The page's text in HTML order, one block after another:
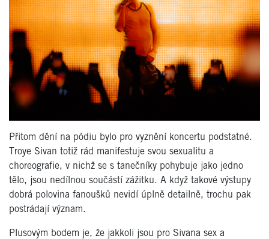
Přitom dění na pódiu bylo pro vyznění koncertu podstatné.
Troye Sivan totiž rád manifestuje svou sexualitu a
choreografie, v nichž se s tanečníky pohybuje jako jedno
tělo, jsou nedílnou součástí zážitku. A když takové výstupy
dobrá polovina fanoušků nevidí úplně detailně, trochu pak
postrádají význam.
Plusovým bodem je, že jakkoli jsou pro Sivana sex a